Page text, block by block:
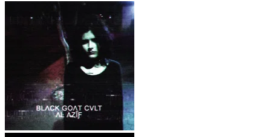
흰색 죽음 – 아버지